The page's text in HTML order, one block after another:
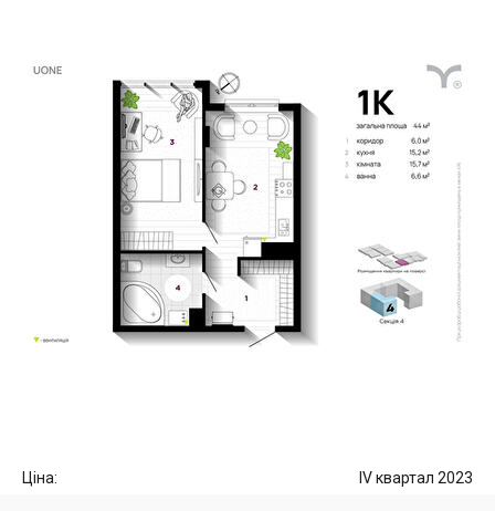
Ціна: IV квартал 2023